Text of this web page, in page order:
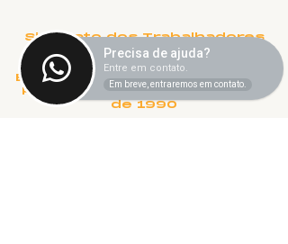
Sindicato dos Trabalhadores
Técnico-Administrativos
em Instituições Federais de
Ensino Superior de Uberlândia.
Fundado em 22 de Novembro
de 1990
Precisa de ajuda?
Entre em contato.
Em breve, entraremos em contato.